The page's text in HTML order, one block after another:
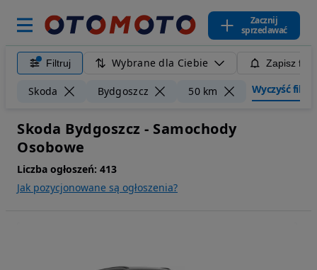
Zacznij
sprzedawać
Filtruj Wybrane dla Ciebie Zapisz
Skoda Bydgoszcz 50 km Wyczyść filtry
Skoda Bydgoszcz - Samochody
Osobowe
Liczba ogłoszeń: 413
Jak pozycjonowane są ogłoszenia?